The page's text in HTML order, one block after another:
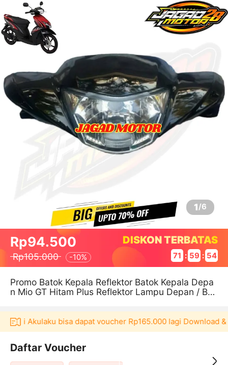
1/6
Rp94.500
Rp105.000 -10%
DISKON TERBATAS
71 : 59 : 54
Promo Batok Kepala Reflektor Batok Kepala Depa
n Mio GT Hitam Plus Reflektor Lampu Depan / Bat
Akulaku bisa dapat voucher Rp165.000 lagi Download &
Daftar Voucher